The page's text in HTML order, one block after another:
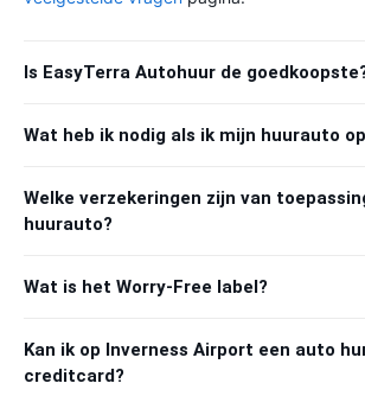
Is EasyTerra Autohuur de
Wat heb ik nodig als ik mijn huurauto
Welke verzekeringen zijn van
huurauto?
Wat is het Worry-Free label?
Kan ik op Inverness Airport een auto
creditcard?